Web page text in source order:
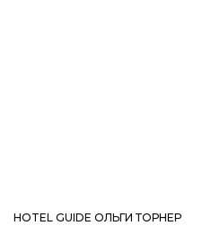
HOTEL GUIDE ОЛЬГИ ТОРНЕР